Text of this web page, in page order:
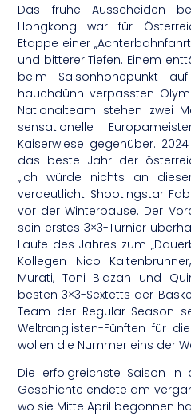
Das frühe Ausscheiden
Hongkong war für
Etappe einer
und bitterer Tiefen. Einem
beim Saisonhöhepunkt
hauchdünn verpassten
Nationalteam stehen zwei
sensationelle
Kaiserwiese gegenüber.
das beste Jahr der
„Ich würde nichts an
verdeutlicht Shootingstar
vor der Winterpause. Der
sein erstes 3×3-Turnier
Laufe des Jahres zum
Kollegen Nico
Murati, Toni Blazan und
besten 3×3-Sextetts der
Team der Regular-Season
Weltranglisten-Fünften für
wollen die Nummer eins der
Die erfolgreichste Saison in
Geschichte endete am
wo sie Mitte April begonnen